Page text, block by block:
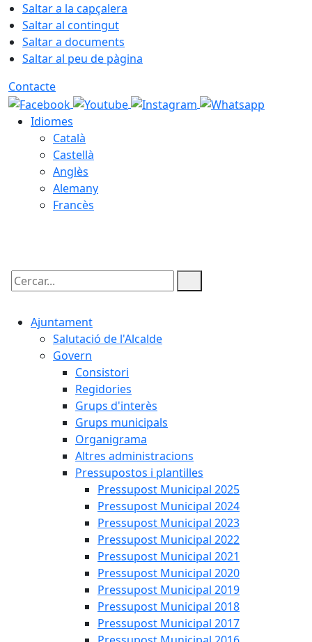
Saltar a la capçalera
Saltar al contingut
Saltar a documents
Saltar al peu de pàgina
Contacte
Idiomes
Català
Castellà
Anglès
Alemany
Francès
Cercar:
Ajuntament
Salutació de l'Alcalde
Govern
Consistori
Regidories
Grups d'interès
Grups municipals
Organigrama
Altres administracions
Pressupostos i plantilles
Pressupost Municipal 2025
Pressupost Municipal 2024
Pressupost Municipal 2023
Pressupost Municipal 2022
Pressupost Municipal 2021
Pressupost Municipal 2020
Pressupost Municipal 2019
Pressupost Municipal 2018
Pressupost Municipal 2017